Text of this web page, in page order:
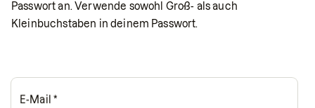
Passwort an. Verwende sowohl Groß- als auch
Kleinbuchstaben in deinem Passwort.
E-Mail